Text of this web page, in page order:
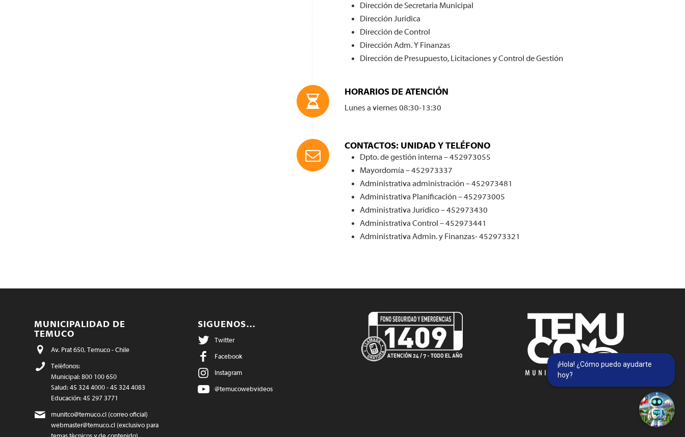
Dirección de Secretaria Municipal
Dirección Jurídica
Dirección de Control
Dirección Adm. Y Finanzas
Dirección de Presupuesto, Licitaciones y Control de Gestión
HORARIOS DE ATENCIÓN
Lunes a viernes 08:30-13:30
CONTACTOS: UNIDAD Y TELÉFONO
Dpto. de gestión interna – 452973055
Mayordomía – 452973337
Administrativa administración – 452973481
Administrativa Planificación – 452973005
Administrativa Jurídico – 452973430
Administrativa Control – 452973441
Administrativa Admin. y Finanzas- 452973321
MUNICIPALIDAD DE
TEMUCO
Av. Prat 650, Temuco - Chile
Teléfonos:
Municipal: 800 100 650
Salud: 45 324 4000 - 45 324 4083
Educación: 45 297 3771
munitco@temuco.cl (correo oficial)
webmaster@temuco.cl (exclusivo para
SIGUENOS…
Twitter
Facebook
Instagram
@temucowebvideos
¡Hola! ¿Cómo puedo ayudarte
hoy?